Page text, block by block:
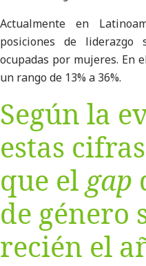
Actualmente en
posiciones de
ocupadas por mujeres. En
un rango de 13% a 36%.
Según la
estas
que el gap
de género
recién el